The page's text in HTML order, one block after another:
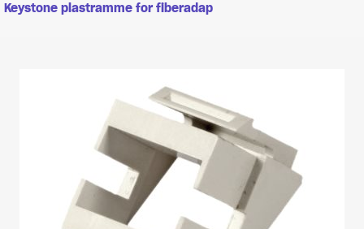
Keystone plastramme for fiberadap